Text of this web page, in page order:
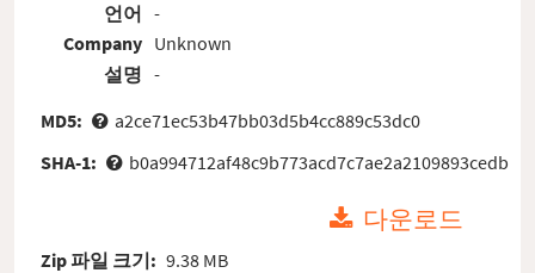
언어
Company
설명
-
Unknown
-
MD5:
a2ce71ec53b47bb03d5b4cc889c53dc0
SHA-1:
b0a994712af48c9b773acd7c7ae2a2109893cedb
다운로드
Zip 파일 크기: 9.38 MB